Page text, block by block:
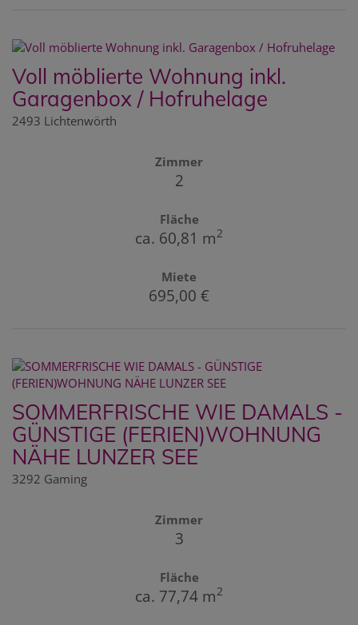
Voll möblierte Wohnung inkl.
Garagenbox / Hofruhelage
2493 Lichtenwörth
Zimmer
2
Fläche
ca. 60,81 m2
Miete
695,00 €
SOMMERFRISCHE WIE DAMALS -
GÜNSTIGE (FERIEN)WOHNUNG
NÄHE LUNZER SEE
3292 Gaming
Zimmer
3
Fläche
ca. 77,74 m2